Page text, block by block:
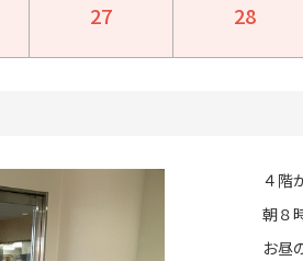
27 28
４階
朝８
お昼